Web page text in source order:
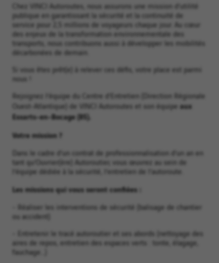
Chez VINCI Autoroutes, nous assurons une mission d’utilité
publique en garantissant la sécurité et la continuité de
service pour 2,5 millions de voyageurs chaque jour. Au cœur
des enjeux de la transformation environnementale des
transports, nous contribuons aussi à développer les mobilités
décarbonées de demain.
Si vous êtes prêt(e) à relever ces défis, votre place est parmi
nous !
Rejoignez l’équipe du Centre d’Entretien (Direction Régionale
Ouest-Atlantique) de VINCI Autoroutes et son équipe aux
Essarts-en-Bocage (85).
Votre mission ?
Dans le cadre d’un contrat de professionnalisation d’un an en
tant qu’Ouvrier(ère) Autoroutier, vous œuvrez au sein de
l’équipe dédiée à la sécurité, l’entretien de l’autoroute.
Les missions qui vous seront confiées :
- Réaliser les interventions de sécurité (balisage de chantier
ou accident)
- Entretenir le tracé autoroutier et ses abords (nettoyage des
aires de repos, entretien des espaces verts : tonte, élagage,
fauchage…)